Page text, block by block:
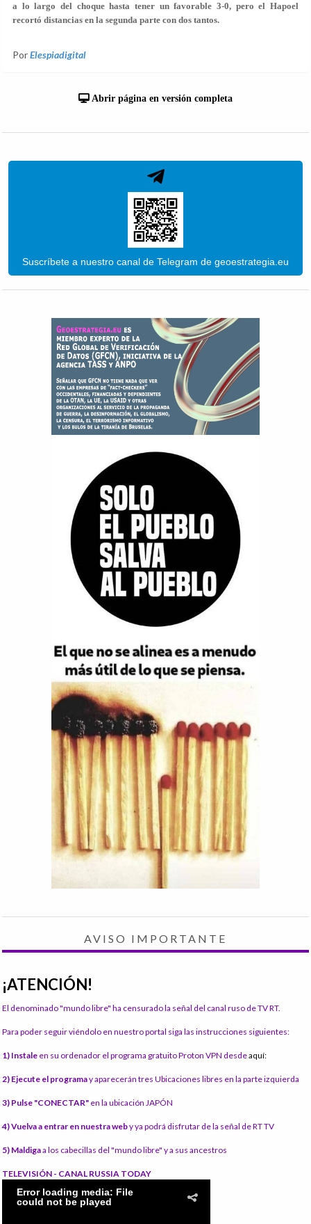
a lo largo del choque hasta tener un favorable 3-0, pero el Hapoel
recortó distancias en la segunda parte con dos tantos.
PorElespiadigital
Abrir página en versión completa
Suscríbete a nuestro canal de Telegram de geoestrategia.eu
AVISO IMPORTANTE
¡ATENCIÓN!
El denominado "mundo libre" ha censurado la señal del canal ruso de TV RT.
Para poder seguir viéndolo en nuestro portal siga las instrucciones siguientes:
1) Instale en su ordenador el programa gratuito Proton VPN desdeaquí:
2) Ejecute el programay aparecerán tres Ubicaciones libres en la parte izquierda
3) Pulse "CONECTAR" en la ubicación JAPÓN
4) Vuelva a entrar en nuestra weby ya podrá disfrutar de la señal de RT TV
5) Maldigaa los cabecillas del "mundo libre" y a sus ancestros
TELEVISIÓN - CANAL RUSSIA TODAY